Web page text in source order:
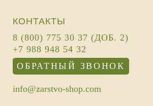
КОНТАКТЫ
8 (800) 775 30 37 (ДОБ. 2)
+7 988 948 54 32
ОБРАТНЫЙ ЗВОНОК
info@zarstvo-shop.com